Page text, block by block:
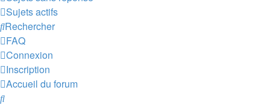
Sujets actifs
Rechercher
FAQ
Connexion
Inscription
Accueil du forum
Rechercher